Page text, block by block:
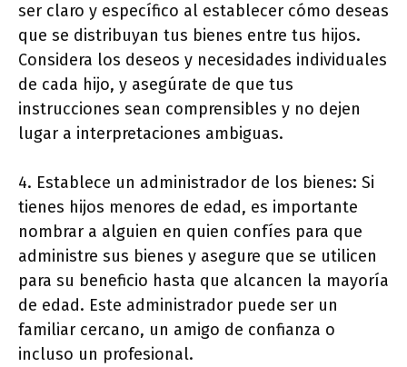
ser claro y específico al establecer cómo deseas
que se distribuyan tus bienes entre tus hijos.
Considera los deseos y necesidades individuales
de cada hijo, y asegúrate de que tus
instrucciones sean comprensibles y no dejen
lugar a interpretaciones ambiguas.
4. Establece un administrador de los bienes: Si
tienes hijos menores de edad, es importante
nombrar a alguien en quien confíes para que
administre sus bienes y asegure que se utilicen
para su beneficio hasta que alcancen la mayoría
de edad. Este administrador puede ser un
familiar cercano, un amigo de confianza o
incluso un profesional.